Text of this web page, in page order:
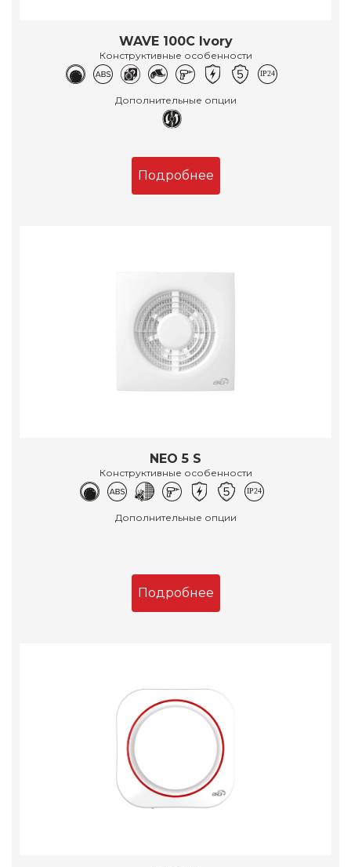
WAVE 100C Ivory
Конструктивные особенности
Дополнительные опции
Подробнее
NEO 5 S
Конструктивные особенности
Дополнительные опции
Подробнее